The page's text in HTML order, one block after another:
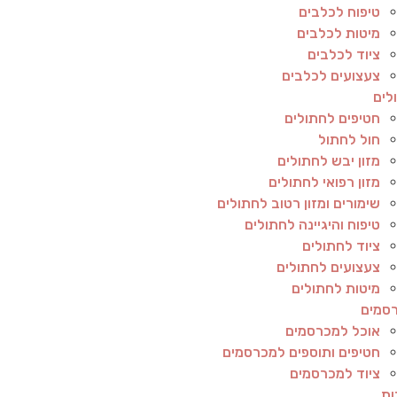
טיפוח לכלבים
מיטות לכלבים
ציוד לכלבים
צעצועים לכלבים
חטיפים לחתולים
חול לחתול
מזון יבש לחתולים
מזון רפואי לחתולים
שימורים ומזון רטוב לחתולים
טיפוח והיגיינה לחתולים
ציוד לחתולים
צעצועים לחתולים
מיטות לחתולים
אוכל למכרסמים
חטיפים ותוספים למכרסמים
ציוד למכרסמים